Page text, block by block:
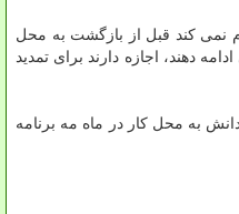
گوگل کارمندان را ملزم نمی کند قبل از بازگشت به محل
دهند، اجازه دارند برای تمدید
به محل کار در ماه مه برنامه